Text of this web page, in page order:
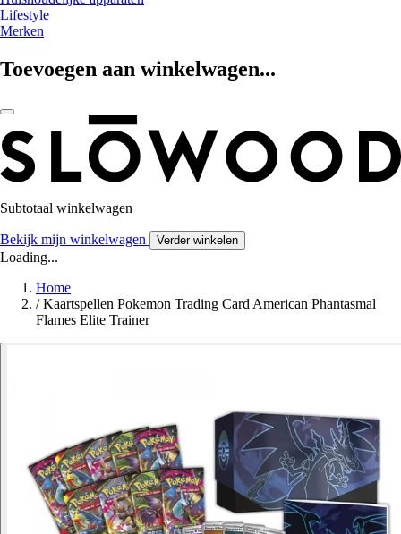
Lifestyle
Merken
Toevoegen aan winkelwagen...
Subtotaal winkelwagen
Bekijk mijn winkelwagen Verder winkelen
Loading...
Home
/ Kaartspellen Pokemon Trading Card American Phantasmal
Flames Elite Trainer